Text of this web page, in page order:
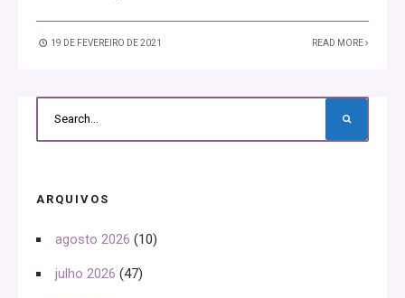
19 DE FEVEREIRO DE 2021 READ MORE
ARQUIVOS
agosto 2026 (10)
julho 2026 (47)